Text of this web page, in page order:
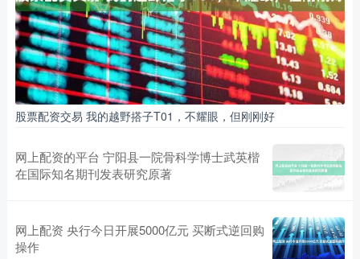
股票配资交易 我的越野搭子T01，不耀眼，但刚刚好
网上配资的平台 宁阳县一院骨科学博士武英楷
在国际知名期刊发表研究原著
网上配资 央行今日开展5000亿元 买断式逆回购
操作